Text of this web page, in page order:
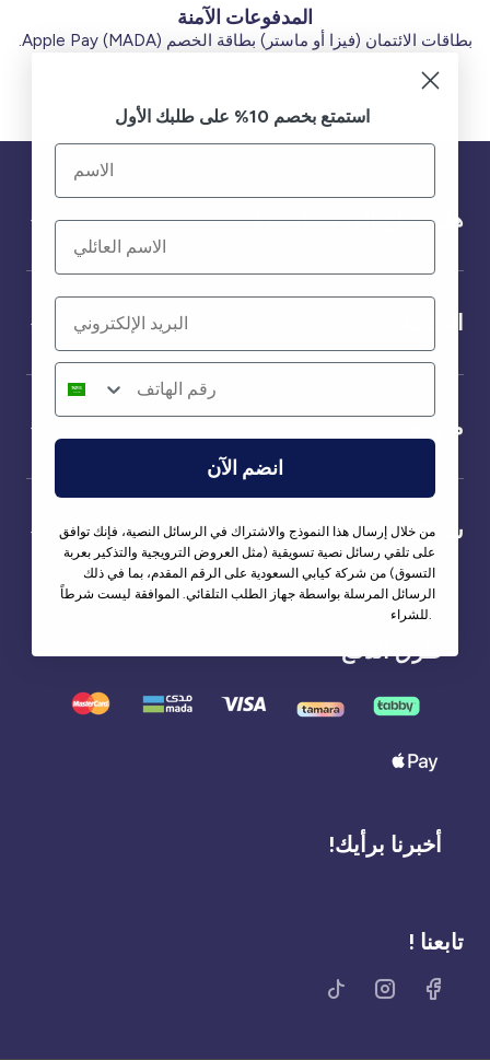
المدفوعات الآمنة
بطاقات الائتمان (فيزا أو ماستر) بطاقة الخصم (MADA) Apple Pay.
هل تحتاج إلى مساعدة؟
من نحن
شركاؤنا
طرق الدفع
أخبرنا برأيك!
تابعنا !
استمتع بخصم 10% على طلبك الأول
انضم الآن
من خلال إرسال هذا النموذج والاشتراك في الرسائل النصية، فإنك توافق
على تلقي رسائل نصية تسويقية (مثل العروض الترويجية والتذكير بعربة
التسوق) من شركة كيابي السعودية على الرقم المقدم، بما في ذلك
الرسائل المرسلة بواسطة جهاز الطلب التلقائي. الموافقة ليست شرطاً